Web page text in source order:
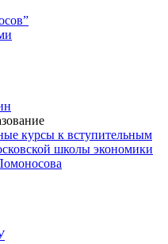
курсы к вступительным
школы экономики